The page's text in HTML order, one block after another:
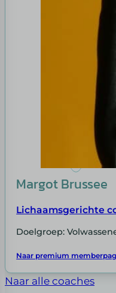
Margot Brussee
Lichaamsgerichte
Doelgroep:
Naar premium
Naar alle coaches